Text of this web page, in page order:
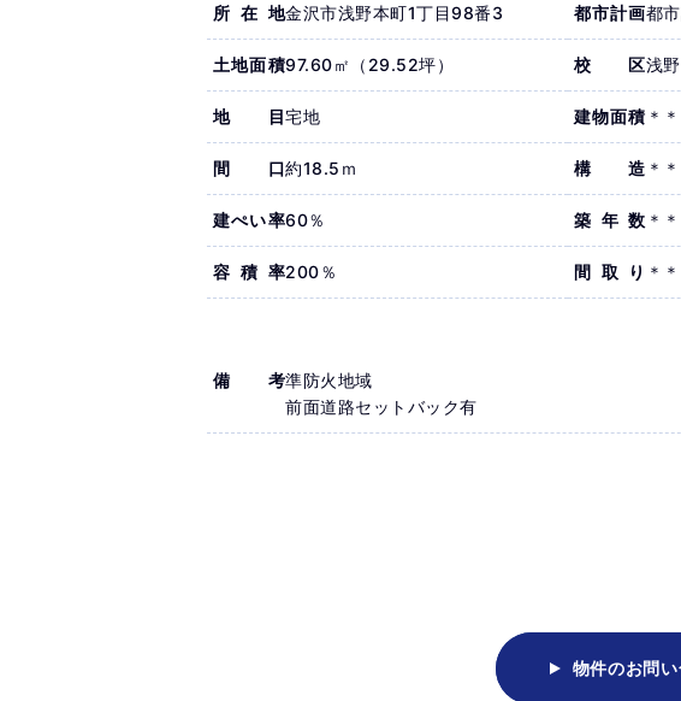
所在地金沢市浅野本町1丁目98番3
土地面積97.60㎡（29.52坪）
地目宅地
間口約18.5ｍ
建ぺい率60％
容積率200％
都市計画都
校区浅
建物面積 ＊
構造 ＊
築年数 ＊
間取り ＊
備考準防火地域
前面道路セットバック有
物件のお問